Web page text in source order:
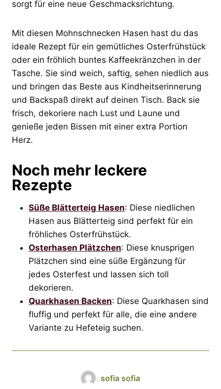
sorgt für eine neue Geschmacksrichtung.
Mit diesen Mohnschnecken Hasen hast du das
ideale Rezept für ein gemütliches Osterfrühstück
oder ein fröhlich buntes Kaffeekränzchen in der
Tasche. Sie sind weich, saftig, sehen niedlich aus
und bringen das Beste aus Kindheitserinnerung
und Backspaß direkt auf deinen Tisch. Back sie
frisch, dekoriere nach Lust und Laune und
genieße jeden Bissen mit einer extra Portion
Herz.
Noch mehr leckere
Rezepte
Süße Blätterteig Hasen: Diese niedlichen
Hasen aus Blätterteig sind perfekt für ein
fröhliches Osterfrühstück.
Osterhasen Plätzchen: Diese knusprigen
Plätzchen sind eine süße Ergänzung für
jedes Osterfest und lassen sich toll
dekorieren.
Quarkhasen Backen: Diese Quarkhasen sind
fluffig und perfekt für alle, die eine andere
Variante zu Hefeteig suchen.
sofia sofia